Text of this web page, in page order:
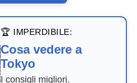
🏆 IMPERDIBILE:
Cosa vedere a
Tokyo
I consigli migliori.